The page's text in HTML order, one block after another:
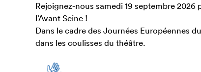
Rejoignez-nous samedi 19 septembre 2026
l’Avant Seine !
Dans le cadre des Journées Européennes
dans les coulisses du théâtre.